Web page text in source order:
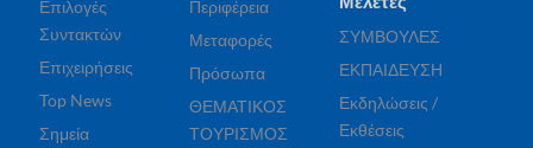
Επιλογές
Συντακτών
Επιχειρήσεις
Top News
Σημεία
Περιφέρεια
Μεταφορές
Πρόσωπα
ΘΕΜΑΤΙΚΟΣ
ΤΟΥΡΙΣΜΟΣ
ΣΥΜΒΟΥΛΕΣ
ΕΚΠΑΙΔΕΥΣΗ
Εκδηλώσεις /
Εκθέσεις